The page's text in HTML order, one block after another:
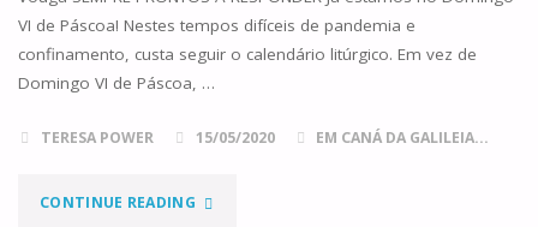
VI de Páscoa! Nestes tempos difíceis de pandemia e
confinamento, custa seguir o calendário litúrgico. Em vez de
Domingo VI de Páscoa, …
TERESA POWER 15/05/2020 EM CANÁ DA GALILEIA...
CONTINUE READING"DOMINGO